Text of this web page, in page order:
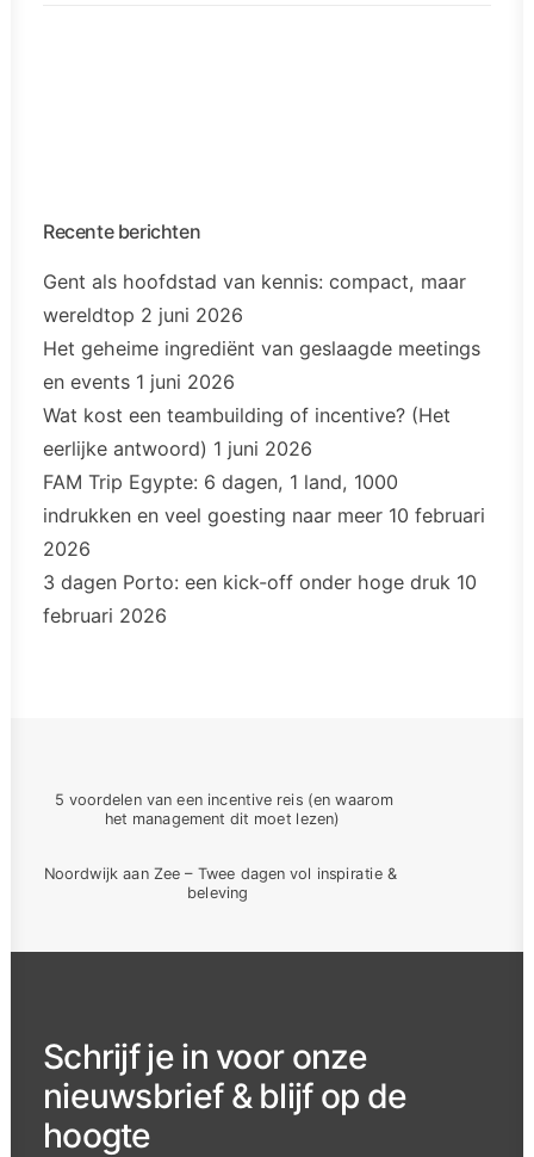
Recente berichten
Gent als hoofdstad van kennis: compact, maar
wereldtop 2 juni 2026
Het geheime ingrediënt van geslaagde meetings
en events 1 juni 2026
Wat kost een teambuilding of incentive? (Het
eerlijke antwoord) 1 juni 2026
FAM Trip Egypte: 6 dagen, 1 land, 1000
indrukken en veel goesting naar meer 10 februari
2026
3 dagen Porto: een kick-off onder hoge druk 10
februari 2026
5 voordelen van een incentive reis (en waarom
het management dit moet lezen)
Noordwijk aan Zee – Twee dagen vol inspiratie &
beleving
Schrijf je in voor onze
nieuwsbrief & blijf op de
hoogte